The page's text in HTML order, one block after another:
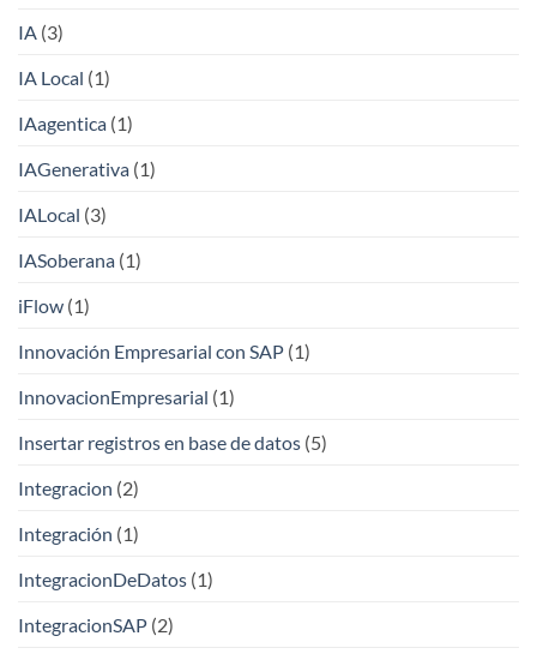
IA (3)
IA Local (1)
IAagentica (1)
IAGenerativa (1)
IALocal (3)
IASoberana (1)
iFlow (1)
Innovación Empresarial con SAP (1)
InnovacionEmpresarial (1)
Insertar registros en base de datos (5)
Integracion (2)
Integración (1)
IntegracionDeDatos (1)
IntegracionSAP (2)